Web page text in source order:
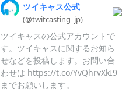
ツイキャス公式
(@twitcasting_ jp)
ツイキャスの公式アカウントで
す。ツイキャスに関するお知ら
せなどを投稿します。お問い合
わせは https://t.co/YvQhrvXkI9
までお願いします。